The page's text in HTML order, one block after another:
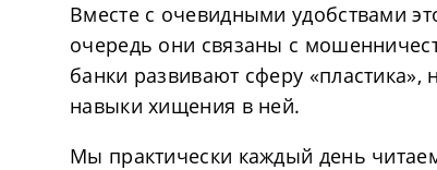
Вместе с очевидными удобствами
очередь они связаны с
банки развивают сферу
навыки хищения в ней.
Мы практически каждый день